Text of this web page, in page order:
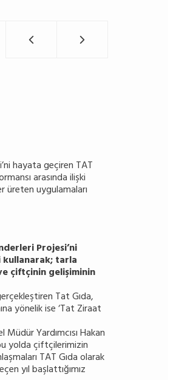
hayata geçiren TAT
arasında ilişki
üreten uygulamaları
Projesi’ni
kullanarak; tarla
çiftçinin gelişiminin
Tat Gıda,
yönelik ise ‘Tat Ziraat
Yardımcısı Hakan
yolda çiftçilerimizin
TAT Gıda olarak
yıl başlattığımız